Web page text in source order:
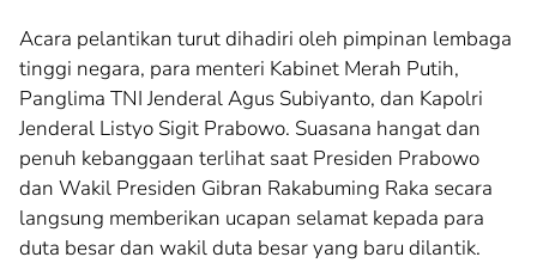
Acara pelantikan turut dihadiri oleh pimpinan lembaga
tinggi negara, para menteri Kabinet Merah Putih,
Panglima TNI Jenderal Agus Subiyanto, dan Kapolri
Jenderal Listyo Sigit Prabowo. Suasana hangat dan
penuh kebanggaan terlihat saat Presiden Prabowo
dan Wakil Presiden Gibran Rakabuming Raka secara
langsung memberikan ucapan selamat kepada para
duta besar dan wakil duta besar yang baru dilantik.